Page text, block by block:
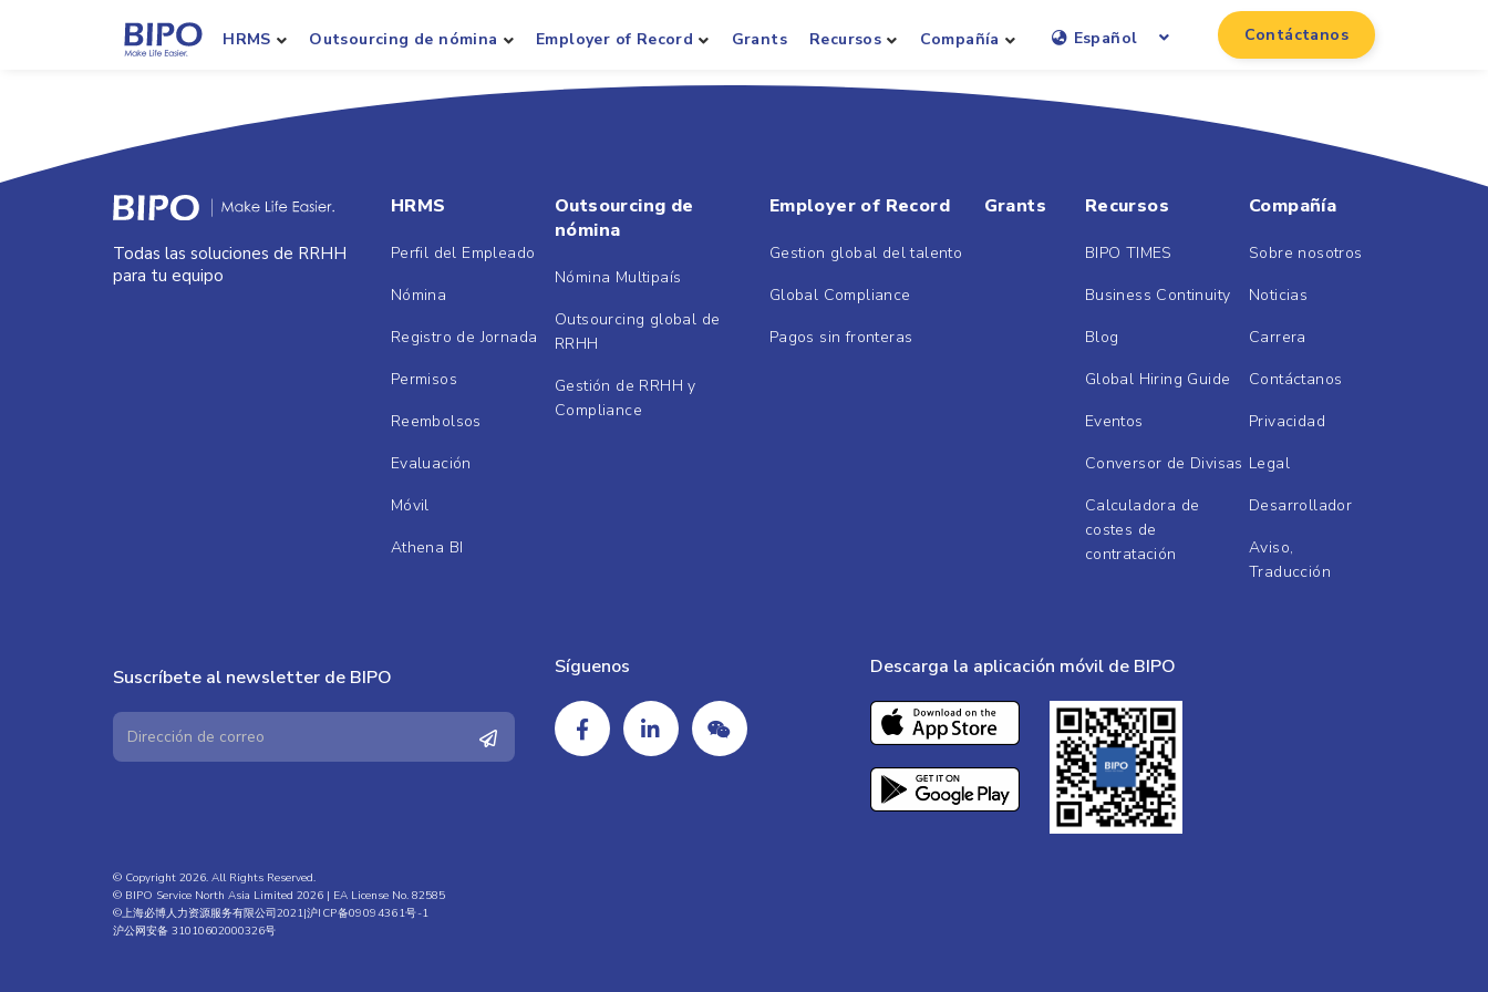
HRMS Outsourcing de nómina Employer of Record Grants Recursos Compañía Español Contáctanos
Todas las soluciones de RRHH
para tu equipo
HRMS
Perfil del Empleado
Nómina
Registro de Jornada
Permisos
Reembolsos
Evaluación
Móvil
Athena BI
Outsourcing de
nómina
Nómina Multipaís
Outsourcing global de
RRHH
Gestión de RRHH y
Compliance
Employer of Record
Gestion global del talento
Global Compliance
Pagos sin fronteras
Grants Recursos
BIPO TIMES
Business Continuity
Blog
Global Hiring Guide
Eventos
Conversor de Divisas
Calculadora de
costes de
contratación
Compañía
Sobre nosotros
Noticias
Carrera
Contáctanos
Privacidad
Legal
Desarrollador
Aviso,
Traducción
Suscríbete al newsletter de BIPO Síguenos Descarga la aplicación móvil de BIPO
© Copyright 2026. All Rights Reserved.
© BIPO Service North Asia Limited 2026 | EA License No. 82585
©上海必博人力资源服务有限公司2021|沪ICP备09094361号-1
沪公网安备 31010602000326号